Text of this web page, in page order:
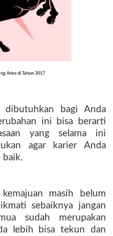
Aries di Tahun 2017
dibutuhkan bagi Anda
ini bisa berarti
yang selama ini
agar karier Anda
baik.
masih belum
sebaiknya jangan
sudah merupakan
lebih bisa tekun dan